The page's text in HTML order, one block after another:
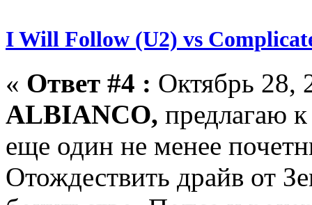
I Will Follow (U2) vs
« Ответ #4 : Октябрь 28,
ALBIANCO, предлагаю
еще один не менее
Отождествить драйв от